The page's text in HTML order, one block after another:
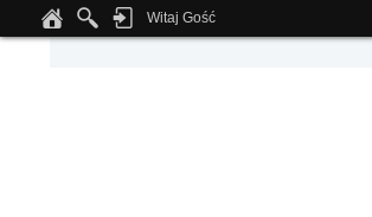
Notice: Undefined index: tapatalk_body_hook in
Witaj Gość